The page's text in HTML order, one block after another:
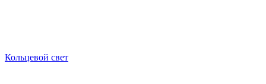
Кольцевой свет